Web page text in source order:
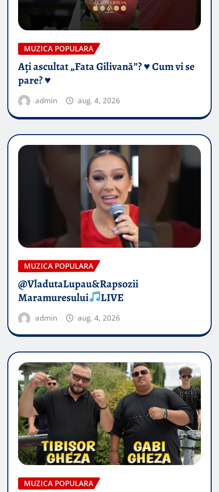
MUZICA POPULARA
Ați ascultat „Fata Gilivană”? ♥️ Cum vi se
pare? ♥️
admin aug. 4, 2026
MUZICA POPULARA
@VladutaLupau&Rapsozii
Maramuresului
LIVE
admin aug. 4, 2026
MUZICA POPULARA